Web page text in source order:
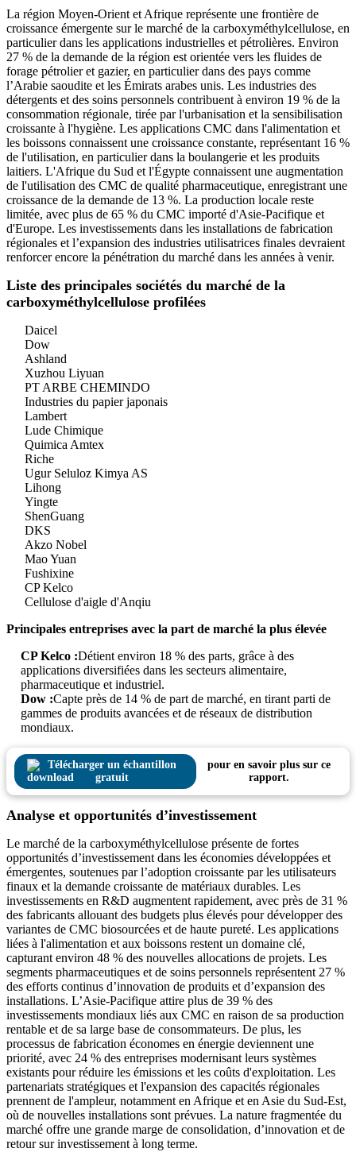
La région Moyen-Orient et Afrique représente une frontière de
croissance émergente sur le marché de la carboxyméthylcellulose, en
particulier dans les applications industrielles et pétrolières. Environ
27 % de la demande de la région est orientée vers les fluides de
forage pétrolier et gazier, en particulier dans des pays comme
l’Arabie saoudite et les Émirats arabes unis. Les industries des
détergents et des soins personnels contribuent à environ 19 % de la
consommation régionale, tirée par l'urbanisation et la sensibilisation
croissante à l'hygiène. Les applications CMC dans l'alimentation et
les boissons connaissent une croissance constante, représentant 16 %
de l'utilisation, en particulier dans la boulangerie et les produits
laitiers. L'Afrique du Sud et l'Égypte connaissent une augmentation
de l'utilisation des CMC de qualité pharmaceutique, enregistrant une
croissance de la demande de 13 %. La production locale reste
limitée, avec plus de 65 % du CMC importé d'Asie-Pacifique et
d'Europe. Les investissements dans les installations de fabrication
régionales et l’expansion des industries utilisatrices finales devraient
renforcer encore la pénétration du marché dans les années à venir.
Liste des principales sociétés du marché de la
carboxyméthylcellulose profilées
Daicel
Dow
Ashland
Xuzhou Liyuan
PT ARBE CHEMINDO
Industries du papier japonais
Lambert
Lude Chimique
Quimica Amtex
Riche
Ugur Seluloz Kimya AS
Lihong
Yingte
ShenGuang
DKS
Akzo Nobel
Mao Yuan
Fushixine
CP Kelco
Cellulose d'aigle d'Anqiu
Principales entreprises avec la part de marché la plus élevée
CP Kelco :Détient environ 18 % des parts, grâce à des
applications diversifiées dans les secteurs alimentaire,
pharmaceutique et industriel.
Dow :Capte près de 14 % de part de marché, en tirant parti de
gammes de produits avancées et de réseaux de distribution
mondiaux.
Télécharger un échantillon
gratuit
pour en savoir plus sur ce
rapport.
Analyse et opportunités d’investissement
Le marché de la carboxyméthylcellulose présente de fortes
opportunités d’investissement dans les économies développées et
émergentes, soutenues par l’adoption croissante par les utilisateurs
finaux et la demande croissante de matériaux durables. Les
investissements en R&D augmentent rapidement, avec près de 31 %
des fabricants allouant des budgets plus élevés pour développer des
variantes de CMC biosourcées et de haute pureté. Les applications
liées à l'alimentation et aux boissons restent un domaine clé,
capturant environ 48 % des nouvelles allocations de projets. Les
segments pharmaceutiques et de soins personnels représentent 27 %
des efforts continus d’innovation de produits et d’expansion des
installations. L’Asie-Pacifique attire plus de 39 % des
investissements mondiaux liés aux CMC en raison de sa production
rentable et de sa large base de consommateurs. De plus, les
processus de fabrication économes en énergie deviennent une
priorité, avec 24 % des entreprises modernisant leurs systèmes
existants pour réduire les émissions et les coûts d'exploitation. Les
partenariats stratégiques et l'expansion des capacités régionales
prennent de l'ampleur, notamment en Afrique et en Asie du Sud-Est,
où de nouvelles installations sont prévues. La nature fragmentée du
marché offre une grande marge de consolidation, d’innovation et de
retour sur investissement à long terme.